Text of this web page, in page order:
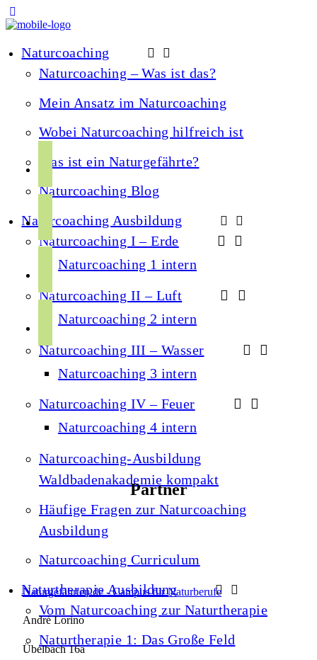
Naturcoaching
Naturcoaching – Was ist das?
Mein Ansatz im Naturcoaching
Wobei Naturcoaching hilfreich ist
Was ist ein Naturgefährte?
Naturcoaching Blog
Naturcoaching Ausbildung
Naturcoaching I – Erde
Naturcoaching 1 intern
Naturcoaching II – Luft
Naturcoaching 2 intern
Naturcoaching III – Wasser
Naturcoaching 3 intern
Naturcoaching IV – Feuer
Naturcoaching 4 intern
Naturcoaching-Ausbildung
Waldbadenakademie kompakt
Häufige Fragen zur Naturcoaching
Ausbildung
Naturcoaching Curriculum
Naturtherapie Ausbildung
Vom Naturcoaching zur Naturtherapie
Naturtherapie 1: Das Große Feld
c
b
o
k
n
s
g
a
u
b
o
f
Partner
Naturgefährten.de - Campus für Naturberufe
André Lorino
Übelbach 16a